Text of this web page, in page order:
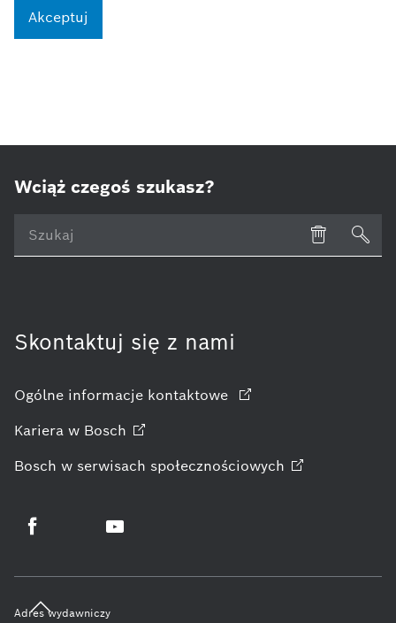
Wciąż czegoś szukasz?
Skontaktuj się z nami
Ogólne informacje kontaktowe
Kariera w Bosch
Bosch w serwisach społecznościowych
Adres wydawniczy